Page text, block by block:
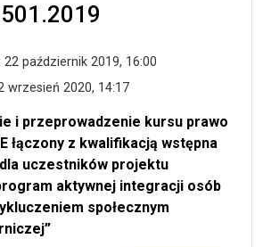
22 październik 2019, 16:00
wrzesień 2020, 14:17
i przeprowadzenie kursu prawo
łączony z kwalifikacją wstępna
uczestników projektu
aktywnej integracji osób
społecznym